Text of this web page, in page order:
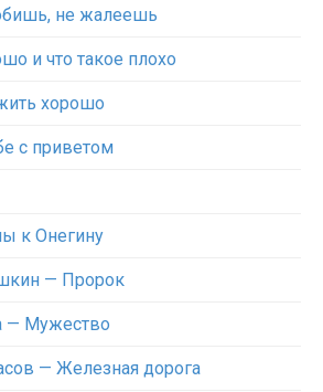
не жалеешь
и что такое плохо
хорошо
с приветом
к Онегину
— Пророк
— Мужество
— Железная дорога